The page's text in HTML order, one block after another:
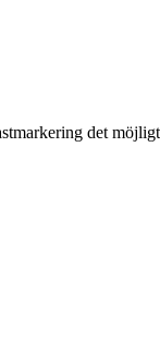
det